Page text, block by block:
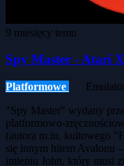
9 miesięcy temu
Spy Master - Atari
Platformowe
"Spy Master" wydany
platformowo-
(autora m.in. kultowego
się innym hitem Avalonu
imieniu John, który musi